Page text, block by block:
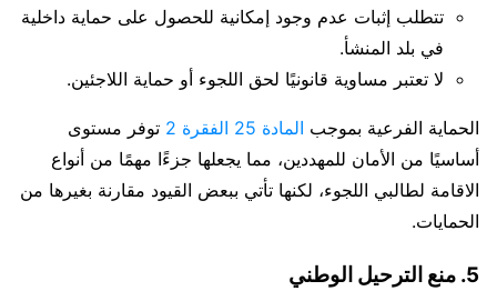
تتطلب إثبات عدم وجود إمكانية للحصول على حماية داخلية
في بلد المنشأ.
لا تعتبر مساوية قانونيًا لحق اللجوء أو حماية اللاجئين.
الحماية الفرعية بموجب المادة 25 الفقرة 2
توفر مستوى
أساسيًا من الأمان للمهددين، مما يجعلها جزءًا مهمًا من أنواع
الاقامة لطالبي اللجوء، لكنها تأتي ببعض القيود مقارنة بغيرها من
الحمايات.
5. منع الترحيل الوطني